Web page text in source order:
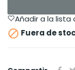
Añadir a la lista
 Fuera de